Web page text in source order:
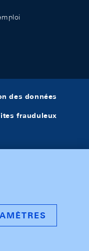
des données
frauduleux